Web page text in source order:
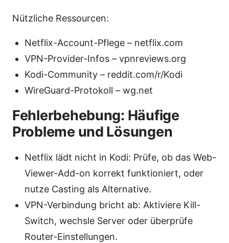
Nützliche Ressourcen:
Netflix-Account-Pflege – netflix.com
VPN-Provider-Infos – vpnreviews.org
Kodi-Community – reddit.com/r/Kodi
WireGuard-Protokoll – wg.net
Fehlerbehebung: Häufige
Probleme und Lösungen
Netflix lädt nicht in Kodi: Prüfe, ob das Web-
Viewer-Add-on korrekt funktioniert, oder
nutze Casting als Alternative.
VPN-Verbindung bricht ab: Aktiviere Kill-
Switch, wechsle Server oder überprüfe
Router-Einstellungen.